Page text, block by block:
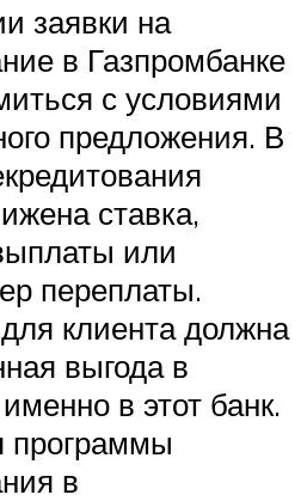
заявки на
в Газпромбанке
с условиями
предложения. В
ставка,
или
переплаты.
клиента должна
выгода в
в этот банк.
программы
в